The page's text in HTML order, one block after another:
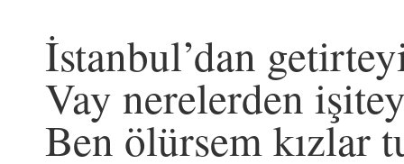
İstanbul’dan
Vay nerelerden
Ben ölürsem kızlar